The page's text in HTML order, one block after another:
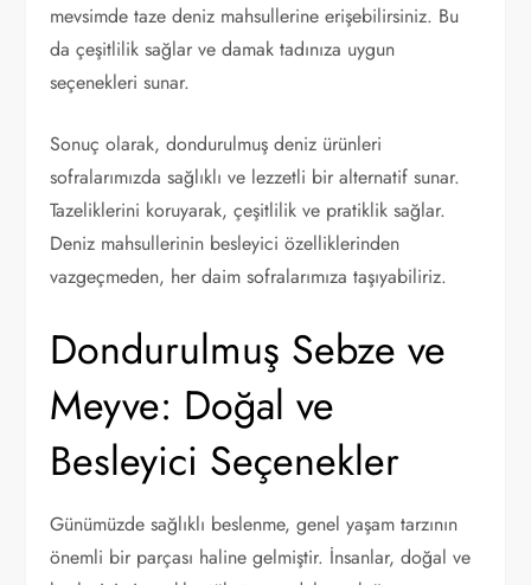
mevsimde taze deniz mahsullerine erişebilirsiniz. Bu
da çeşitlilik sağlar ve damak tadınıza uygun
seçenekleri sunar.
Sonuç olarak, dondurulmuş deniz ürünleri
sofralarımızda sağlıklı ve lezzetli bir alternatif sunar.
Tazeliklerini koruyarak, çeşitlilik ve pratiklik sağlar.
Deniz mahsullerinin besleyici özelliklerinden
vazgeçmeden, her daim sofralarımıza taşıyabiliriz.
Dondurulmuş Sebze ve
Meyve: Doğal ve
Besleyici Seçenekler
Günümüzde sağlıklı beslenme, genel yaşam tarzının
önemli bir parçası haline gelmiştir. İnsanlar, doğal ve